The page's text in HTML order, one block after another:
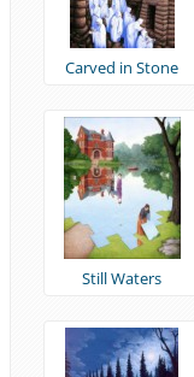
Carved in Stone
Still Waters